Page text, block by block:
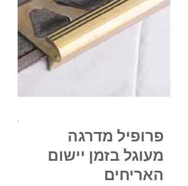
פרופיל מדרגה
מעוגל בזמן יישום
האריחים